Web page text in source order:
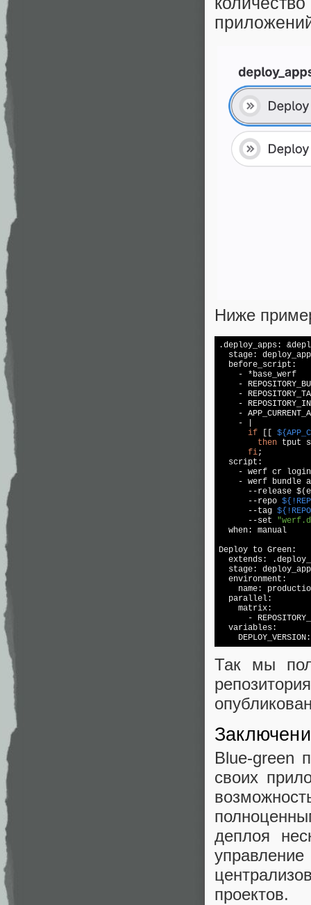
Ниже
.deploy_apps:
stage:
  before_script:
    - *base_werf
-
-
-
-
    - |
if [[
then tput
fi;
  script:
- werf cr
- werf bundle
      --release $(
      --repo
      --tag
      --set
  when: manual
Deploy to Green:
extends:
stage:
  environment:
name:
  parallel:
    matrix:
-
  variables:
Так мы
Blue-green
своих
деплоя
проектов.